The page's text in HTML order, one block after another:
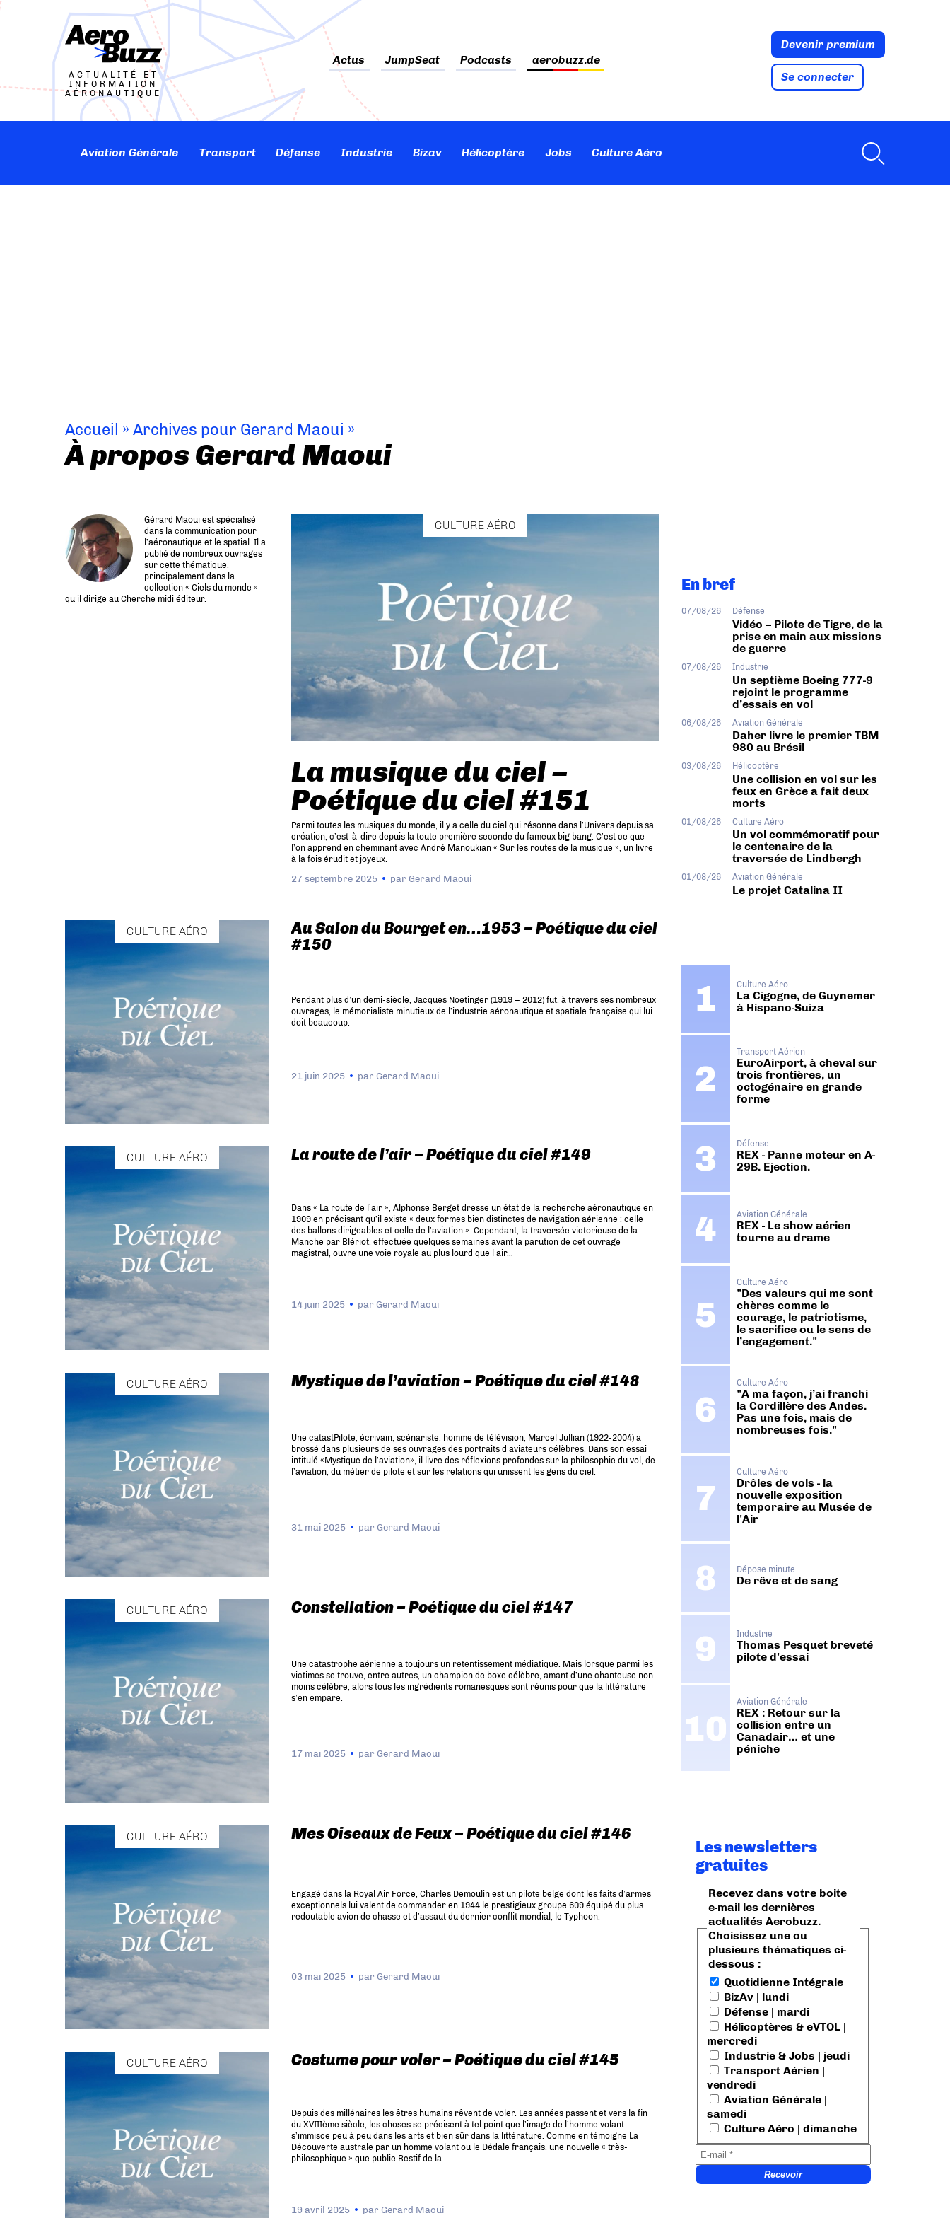
ACTUALITÉ ET
INFORMATION
AÉRONAUTIQUE
Actus JumpSeat Podcasts aerobuzz.de
Devenir premium
Se connecter
Aviation Générale Transport Défense Industrie Bizav Hélicoptère Jobs Culture Aéro
Accueil » Archives pour Gerard Maoui »
À propos Gerard Maoui
Gérard Maoui est spécialisé
dans la communication pour
l’aéronautique et le spatial. Il a
publié de nombreux ouvrages
sur cette thématique,
principalement dans la
collection « Ciels du monde »
qu’il dirige au Cherche midi éditeur.
CULTURE AÉRO
La musique du ciel –
Poétique du ciel #151
Parmi toutes les musiques du monde, il y a celle du ciel qui résonne dans l’Univers depuis sa
création, c’est-à-dire depuis la toute première seconde du fameux big bang. C’est ce que
l’on apprend en cheminant avec André Manoukian « Sur les routes de la musique », un livre
à la fois érudit et joyeux.
27 septembre 2025 par Gerard Maoui
CULTURE AÉRO
Au Salon du Bourget en…1953 – Poétique du ciel
#150
Pendant plus d’un demi-siècle, Jacques Noetinger (1919 – 2012) fut, à travers ses nombreux
ouvrages, le mémorialiste minutieux de l’industrie aéronautique et spatiale française qui lui
doit beaucoup.
21 juin 2025 par Gerard Maoui
CULTURE AÉRO La route de l’air – Poétique du ciel #149
Dans « La route de l’air », Alphonse Berget dresse un état de la recherche aéronautique en
1909 en précisant qu’il existe « deux formes bien distinctes de navigation aérienne : celle
des ballons dirigeables et celle de l’aviation ». Cependant, la traversée victorieuse de la
Manche par Blériot, effectuée quelques semaines avant la parution de cet ouvrage
magistral, ouvre une voie royale au plus lourd que l’air…
14 juin 2025 par Gerard Maoui
CULTURE AÉRO Mystique de l’aviation – Poétique du ciel #148
Une catastPilote, écrivain, scénariste, homme de télévision, Marcel Jullian (1922-2004) a
brossé dans plusieurs de ses ouvrages des portraits d’aviateurs célèbres. Dans son essai
intitulé «Mystique de l’aviation», il livre des réflexions profondes sur la philosophie du vol, de
l’aviation, du métier de pilote et sur les relations qui unissent les gens du ciel.
31 mai 2025 par Gerard Maoui
CULTURE AÉRO Constellation – Poétique du ciel #147
Une catastrophe aérienne a toujours un retentissement médiatique. Mais lorsque parmi les
victimes se trouve, entre autres, un champion de boxe célèbre, amant d’une chanteuse non
moins célèbre, alors tous les ingrédients romanesques sont réunis pour que la littérature
s’en empare.
17 mai 2025 par Gerard Maoui
CULTURE AÉRO Mes Oiseaux de Feux – Poétique du ciel #146
Engagé dans la Royal Air Force, Charles Demoulin est un pilote belge dont les faits d’armes
exceptionnels lui valent de commander en 1944 le prestigieux groupe 609 équipé du plus
redoutable avion de chasse et d’assaut du dernier conflit mondial, le Typhoon.
03 mai 2025 par Gerard Maoui
CULTURE AÉRO Costume pour voler – Poétique du ciel #145
Depuis des millénaires les êtres humains rêvent de voler. Les années passent et vers la fin
du XVIIIème siècle, les choses se précisent à tel point que l’image de l’homme volant
s’immisce peu à peu dans les arts et bien sûr dans la littérature. Comme en témoigne La
Découverte australe par un homme volant ou le Dédale français, une nouvelle « très-
philosophique » que publie Restif de la
19 avril 2025 par Gerard Maoui
En bref
07/08/26 Défense
Vidéo – Pilote de Tigre, de la
prise en main aux missions
de guerre
07/08/26 Industrie
Un septième Boeing 777-9
rejoint le programme
d’essais en vol
06/08/26 Aviation Générale
Daher livre le premier TBM
980 au Brésil
03/08/26 Hélicoptère
Une collision en vol sur les
feux en Grèce a fait deux
morts
01/08/26 Culture Aéro
Un vol commémoratif pour
le centenaire de la
traversée de Lindbergh
01/08/26 Aviation Générale
Le projet Catalina II
Culture Aéro
La Cigogne, de Guynemer
à Hispano-Suiza
Transport Aérien
EuroAirport, à cheval sur
trois frontières, un
octogénaire en grande
forme
Défense
REX - Panne moteur en A-
29B. Ejection.
Aviation Générale
REX - Le show aérien
tourne au drame
Culture Aéro
"Des valeurs qui me sont
chères comme le
courage, le patriotisme,
le sacrifice ou le sens de
l’engagement."
Culture Aéro
"A ma façon, j’ai franchi
la Cordillère des Andes.
Pas une fois, mais de
nombreuses fois."
Culture Aéro
Drôles de vols - la
nouvelle exposition
temporaire au Musée de
l'Air
Dépose minute
De rêve et de sang
Industrie
Thomas Pesquet breveté
pilote d'essai
Aviation Générale
REX : Retour sur la
collision entre un
Canadair… et une
péniche
Les newsletters
gratuites
Recevez dans votre boite
e-mail les dernières
actualités Aerobuzz.
Choisissez une ou
plusieurs thématiques ci-
dessous :
Quotidienne Intégrale
BizAv | lundi
Défense | mardi
Hélicoptères & eVTOL |
mercredi
Industrie & Jobs | jeudi
Transport Aérien |
vendredi
Aviation Générale |
samedi
Culture Aéro | dimanche